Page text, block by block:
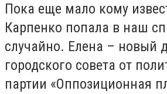
Пока еще мало кому
Карпенко попала в наш
случайно. Елена – новый
городского совета от
партии «Оппозиционная